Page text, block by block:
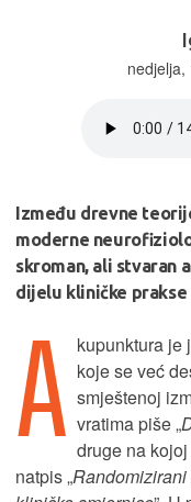
Između drevne
moderne
skroman, ali stvaran
dijelu kliničke prakse
A kupunktura je
koje se već
smještenoj
vratima piše „
druge na
natpis „